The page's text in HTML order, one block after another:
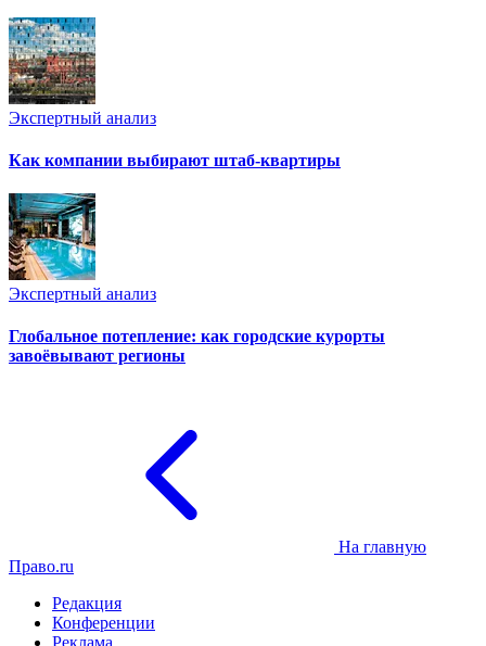
Экспертный анализ
Как компании выбирают штаб-квартиры
Экспертный анализ
Глобальное потепление: как городские курорты
завоёвывают регионы
На главную
Право.ru
Редакция
Конференции
Реклама